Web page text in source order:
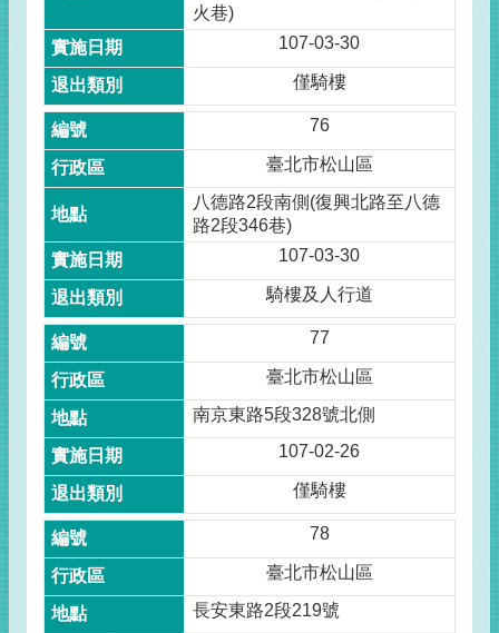
火巷)
107-03-30
僅騎樓
76
臺北市松山區
八德路2段南側(復興北路至八德
路2段346巷)
107-03-30
騎樓及人行道
77
臺北市松山區
南京東路5段328號北側
107-02-26
僅騎樓
78
臺北市松山區
長安東路2段219號